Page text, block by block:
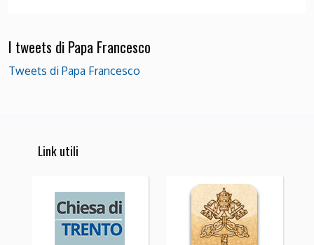
I tweets di Papa Francesco
Tweets di Papa Francesco
Link utili